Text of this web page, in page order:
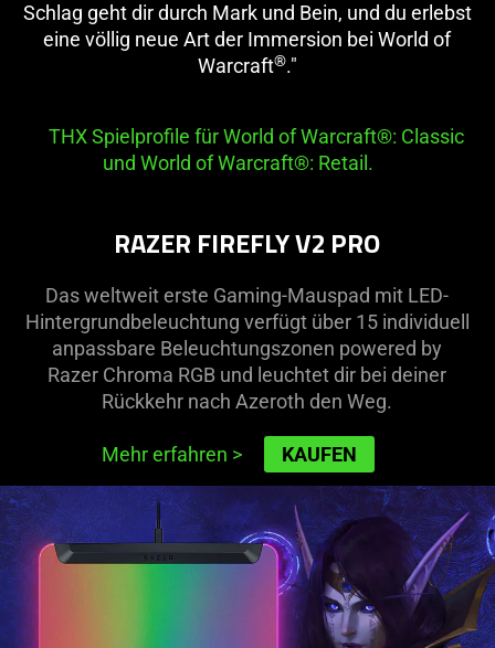
Schlag geht dir durch Mark und Bein, und du erlebst
eine völlig neue Art der Immersion bei World of
Warcraft®."
THX Spielprofile für World of Warcraft®: Classic
und World of Warcraft®: Retail.
RAZER FIREFLY V2 PRO
Das weltweit erste Gaming-Mauspad mit LED-
Hintergrundbeleuchtung verfügt über 15 individuell
anpassbare Beleuchtungszonen powered by
Razer Chroma RGB und leuchtet dir bei deiner
Rückkehr nach Azeroth den Weg.
Mehr erfahren > KAUFEN